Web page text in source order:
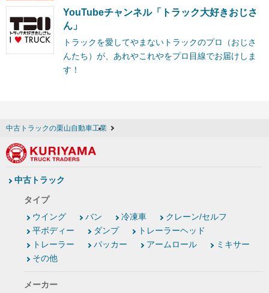
YouTubeチャンネル「トラック大好きおじさ
ん」
トラックを愛してやまないトラックのプロ（おじさ
んたち）が、あれやこれやをプロ目線でお届けしま
す！
中古トラックの栗山自動車工業
中古トラック
タイプ
ウイング
バン 冷凍車
クレーン/セルフ
平ボディー
ダンプ
トレーラーヘッド
トレーラー
パッカー アームロール
ミキサー
その他
メーカー